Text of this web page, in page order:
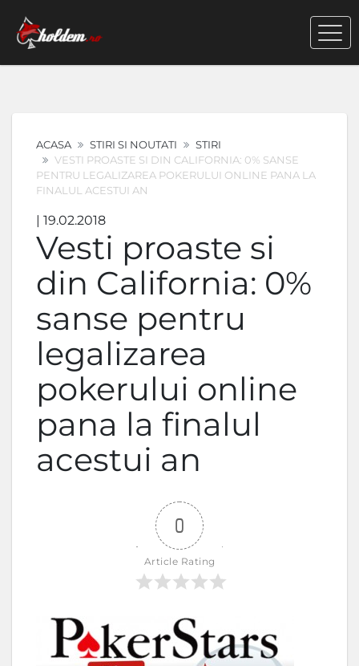
ACASA STIRI SI NOUTATI
STIRI
VESTI PROASTE SI DIN CALIFORNIA: 0% SANSE
PENTRU LEGALIZAREA POKERULUI ONLINE PANA LA
FINALUL ACESTUI AN
| 19.02.2018
Vesti proaste si
din California: 0%
sanse pentru
legalizarea
pokerului online
pana la finalul
acestui an
0
Article Rating